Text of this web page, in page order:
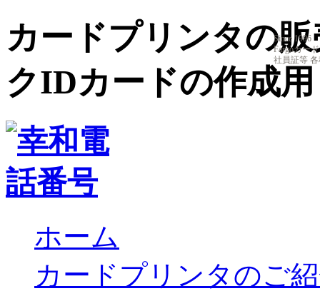
カードプリンタの
クIDカードの作成
Since 1996
Fargoカー
社員証等
ホーム
カードプリンタのご